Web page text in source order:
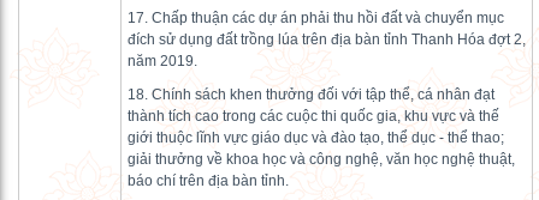
17. Chấp thuận các dự án phải thu hồi đất và chuyển mục
đích sử dụng đất trồng lúa trên địa bàn tỉnh Thanh Hóa đợt 2,
năm 2019.
18. Chính sách khen thưởng đối với tập thể, cá nhân đạt
thành tích cao trong các cuộc thi quốc gia, khu vực và thế
giới thuộc lĩnh vực giáo dục và đào tạo, thể dục - thể thao;
giải thưởng về khoa học và công nghệ, văn học nghệ thuật,
báo chí trên địa bàn tỉnh.